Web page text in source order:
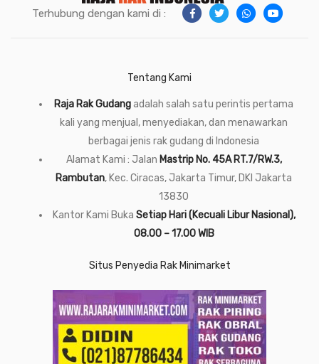
Terhubung dengan kami di :
Tentang Kami
Raja Rak Gudangadalah salah satu perintis pertama
kali yang menjual, menyediakan, dan menawarkan
berbagai jenis rak gudang di Indonesia
Alamat Kami : Jalan Mastrip No. 45A RT.7/RW.3,
Rambutan, Kec. Ciracas, Jakarta Timur, DKI Jakarta
13830
Kantor Kami Buka Setiap Hari (Kecuali Libur Nasional),
08.00 – 17.00 WIB
Situs Penyedia Rak Minimarket